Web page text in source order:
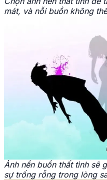
mát, và nỗi buồn không
Ảnh nền buồn thất tình sẽ
sự trống rỗng trong lòng